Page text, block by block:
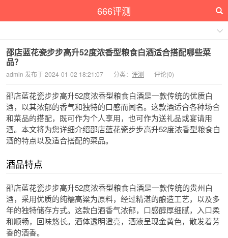
666评测
邵店蓝花瓷步步高升52度浓香型粮食白酒适合搭配哪些菜
品？
admin 发布于 2024-01-02 18:21:07 分类： 评测 评论(0)
邵店蓝花瓷步步高升52度浓香型粮食白酒是一款传统的优质白
酒，以其浓郁的香气和独特的口感而闻名。这款酒适合各种场合
和菜品的搭配，既可作为个人享用，也可作为送礼品或宴请用
酒。本文将为您详细介绍邵店蓝花瓷步步高升52度浓香型粮食白
酒的特点以及适合搭配的菜品。
酒品特点
邵店蓝花瓷步步高升52度浓香型粮食白酒是一款传统的贵州白
酒，采用优质的纯糯高粱为原料，经过精湛的酿造工艺，以及多
年的独特储存方式。这款白酒香气浓郁，口感醇厚细腻，入口柔
和顺畅，回味悠长。酒体透明澄亮，酒液呈现金黄色，散发着芳
香的酒香。